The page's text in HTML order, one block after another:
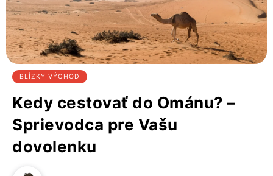
BLÍZKY VÝCHOD
Kedy cestovať do Ománu? –
Sprievodca pre Vašu
dovolenku